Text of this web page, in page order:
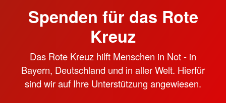
Spenden für das Rote
Kreuz
Das Rote Kreuz hilft Menschen in Not - in
Bayern, Deutschland und in aller Welt. Hierfür
sind wir auf Ihre Unterstützung angewiesen.